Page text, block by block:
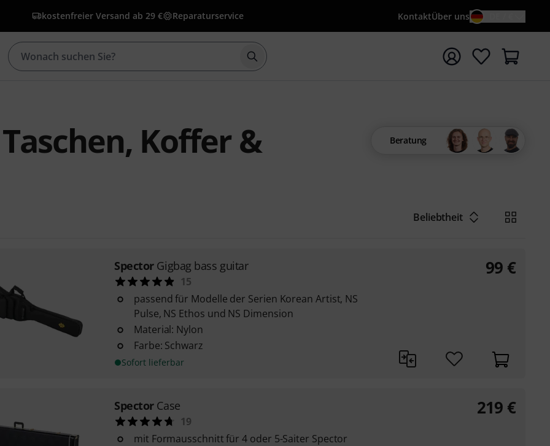
kostenfreier Versand ab 29 € Reparaturservice KontaktÜber uns
Suche mit Suchwort {searchTerm} starten
Koffer &
Beratung
Beliebtheit
Spector Gigbag bass guitar
15
passend für Modelle der Serien Korean Artist, NS
Pulse, NS Ethos und NS Dimension
Material: Nylon
Farbe: Schwarz
Sofort lieferbar
99 €
Spector Case
19
mit Formausschnitt für 4 oder 5-Saiter Spector
219 €